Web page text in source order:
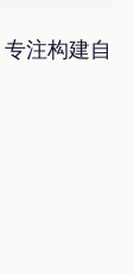
注构建自